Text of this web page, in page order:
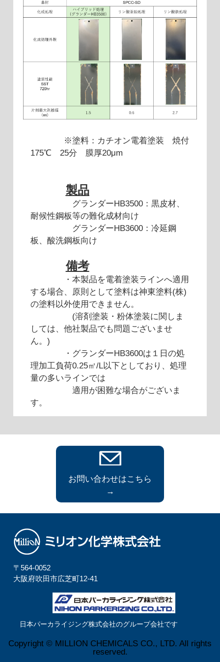
※塗料：カチオン電着塗装 焼付
175℃ 25分 膜厚20μm
製品
グランダーHB3500：黒皮材、
耐候性鋼板等の難化成材向け
グランダーHB3600：冷延鋼
板、酸洗鋼板向け
備考
・本製品を電着塗装ラインへ適用
する場合、原則として塗料は神東塗料(株)
の塗料以外使用できません。
(溶剤塗装・粉体塗装に関しま
しては、他社製品でも問題ございませ
ん。)
・グランダーHB3600は１日の処
理加工負荷0.25㎡/L以下としており、 処理
量の多いラインでは
適用が困難な場合がございま
す。
お問い合わせはこちら
→
〒564-0052
⼤阪府吹⽥市広芝町12-41
日本パーカライジング株式会社のグループ会社です
Copyright © MILLION CHEMICALS CO., LTD. All rights
reserved.